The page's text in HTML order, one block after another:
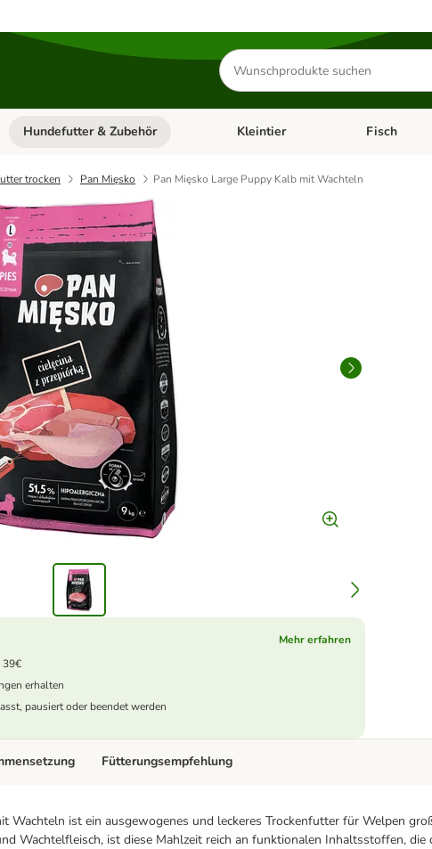
Produkte
suchen
Kategorie-Menü öffnen: Katzenfutter & Zubehör
Hundefutter & Zubehör Kategorie-Menü öffnen:
Kleintier Kategorie-
Fisch
trocken Pan Mięsko Pan Mięsko Large Puppy Kalb mit Wachteln
Mehr erfahren
39€
erhalten
pausiert oder beendet werden
Wachteln ist ein ausgewogenes und leckeres Trockenfutter für Welpen
Wachtelfleisch, ist diese Mahlzeit reich an funktionalen Inhaltsstoffen, die
Fütterungsempfehlung